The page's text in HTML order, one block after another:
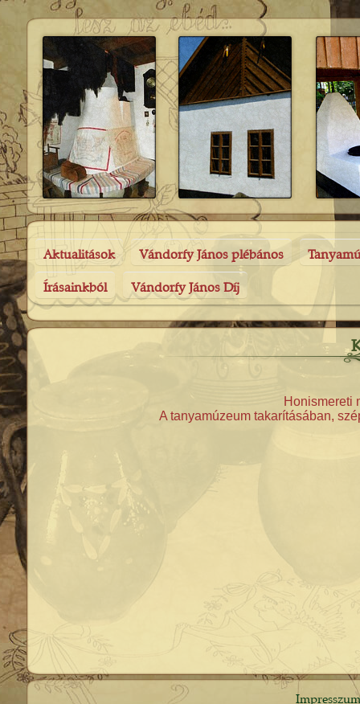
Aktualitások Vándorfy János plébános
Írásainkból Vándorfy János Díj
Honismereti
A tanyamúzeum takarításában,
Impresszum